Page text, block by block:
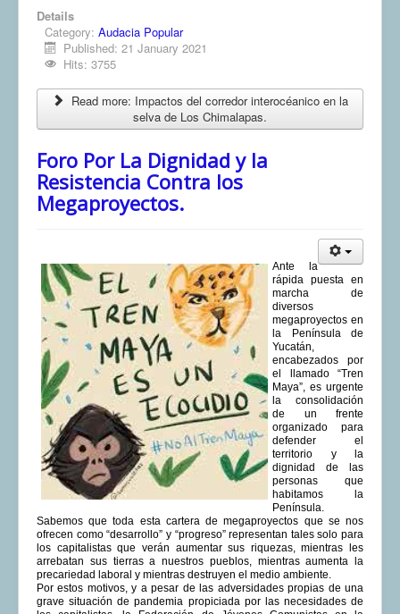
Details
Category: Audacia Popular
Published: 21 January 2021
Hits: 3755
Read more: Impactos del corredor interocéanico en la
selva de Los Chimalapas.
Foro Por La Dignidad y la
Resistencia Contra los
Megaproyectos.
Ante la
rápida puesta en
marcha de
diversos
megaproyectos en
la Península de
Yucatán,
encabezados por
el llamado “Tren
Maya”, es urgente
la consolidación
de un frente
organizado para
defender el
territorio y la
dignidad de las
personas que
habitamos la
Península.
Sabemos que toda esta cartera de megaproyectos que se nos
ofrecen como “desarrollo” y “progreso” representan tales solo para
los capitalistas que verán aumentar sus riquezas, mientras les
arrebatan sus tierras a nuestros pueblos, mientras aumenta la
precariedad laboral y mientras destruyen el medio ambiente.
Por estos motivos, y a pesar de las adversidades propias de una
grave situación de pandemia propiciada por las necesidades de